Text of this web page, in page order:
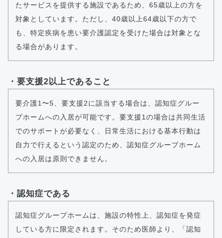
たサービスを提供する施設であるため、65歳以上の方を
対象としています。ただし、40歳以上64歳以下の方で
も、特定疾病を患い要介護認定を受けた場合は対象とな
る場合があります。
・要支援2以上であること
要介護1〜5、要支援2に該当する場合は、認知症グルー
プホームへの入居が可能です。要支援1の場合は共同生活
でのサポートが必要なく、日常生活における基本行動は
自力で行えるという認定のため、認知症グループホーム
への入居は原則できません。
・認知症である
認知症グループホームは、施設の特性上、認知症を発症
している方に限定されます。そのため医師より、「認知